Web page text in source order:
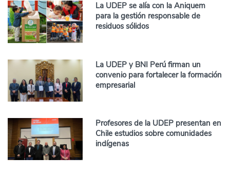
La UDEP se alía con la Aniquem
para la gestión responsable de
residuos sólidos
La UDEP y BNI Perú firman un
convenio para fortalecer la formación
empresarial
Profesores de la UDEP presentan en
Chile estudios sobre comunidades
indígenas